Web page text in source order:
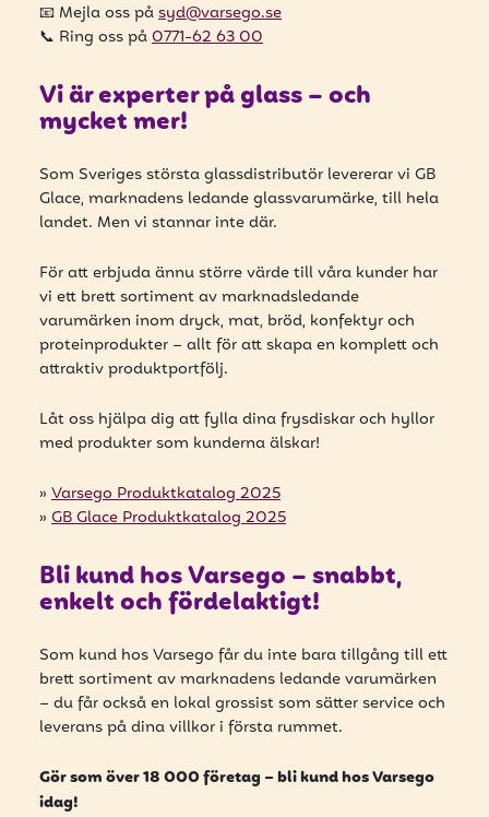
PRENUMERERA
📧 Mejla oss påsyd@varsego.se
📞 Ring oss på0771-62 63 00
Vi är experter på glass – och
mycket mer!
Som Sveriges största glassdistributör levererar vi GB
Glace, marknadens ledande glassvarumärke, till hela
landet. Men vi stannar inte där.
För att erbjuda ännu större värde till våra kunder har
vi ett brett sortiment av marknadsledande
varumärken inom dryck, mat, bröd, konfektyr och
proteinprodukter – allt för att skapa en komplett och
attraktiv produktportfölj.
Låt oss hjälpa dig att fylla dina frysdiskar och hyllor
med produkter som kunderna älskar!
» Varsego Produktkatalog 2025
» GB Glace Produktkatalog 2025
Bli kund hos Varsego – snabbt,
enkelt och fördelaktigt!
Som kund hos Varsego får du inte bara tillgång till ett
brett sortiment av marknadens ledande varumärken
– du får också en lokal grossist som sätter service och
leverans på dina villkor i första rummet.
Gör som över 18 000 företag – bli kund hos Varsego
idag!